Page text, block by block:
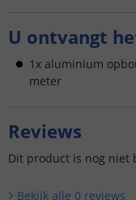
U ontvangt
1x aluminium
meter
Reviews
Dit product is nog niet
Bekijk alle 0 reviews